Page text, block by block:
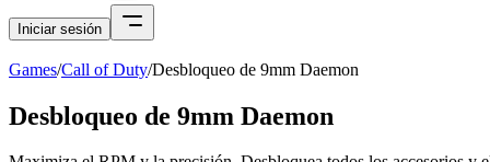
Iniciar sesión
Games/Call of Duty/Desbloqueo de 9mm Daemon
Desbloqueo de 9mm Daemon